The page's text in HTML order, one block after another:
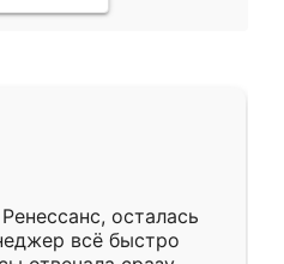
осталась
всё быстро